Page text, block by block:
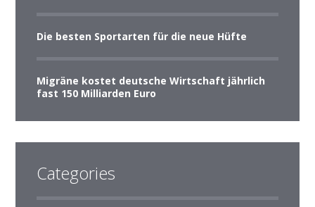
Die besten Sportarten für die neue Hüfte
Migräne kostet deutsche Wirtschaft jährlich
fast 150 Milliarden Euro
Categories